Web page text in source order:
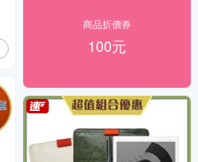
商品折價券
100元